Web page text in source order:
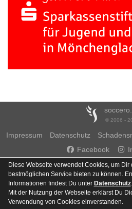
Team
© 2006 -
Impressum Datenschutz
Facebook
Diese Webseite verwendet Cookies, um Dir
bestmöglichen Service bieten zu können.
Informationen findest Du unter Datenschutz.
Mit der Nutzung der Webseite erklärst Du
Verwendung von Cookies einverstanden.